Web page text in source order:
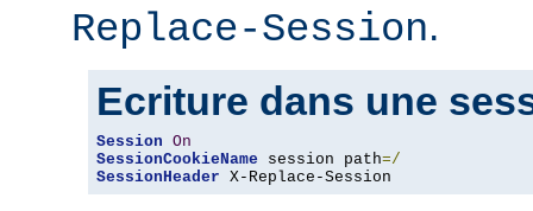
Replace-Session.
Ecriture dans une
Session On
SessionCookieName session path=/
SessionHeader X-Replace-Session